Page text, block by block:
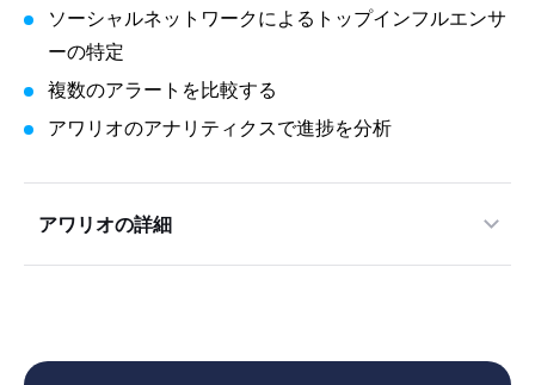
ソーシャルネットワークによるトップインフルエンサ
ーの特定
複数のアラートを比較する
アワリオのアナリティクスで進捗を分析
アワリオの詳細